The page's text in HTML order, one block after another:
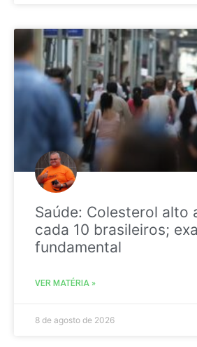
Saúde: Colesterol alto
cada 10 brasileiros;
fundamental
VER MATÉRIA »
8 de agosto de 2026